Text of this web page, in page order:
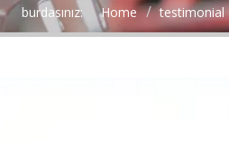
burdasınız: Home testimonial